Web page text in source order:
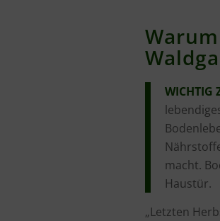
WICHTIG
macht.
Haustür.
„Letzten